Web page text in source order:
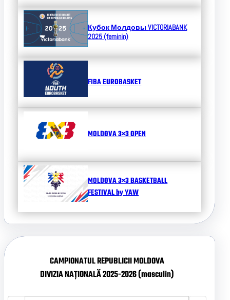
Кубок МолдовыVICTORIABANK
2025 (feminin)
FIBA EUROBASKET
MOLDOVA 3×3 OPEN
MOLDOVA 3×3 BASKETBALL
FESTIVAL by YAW
CAMPIONATUL REPUBLICII MOLDOVA
DIVIZIA NAȚIONALĂ 2025-2026 (masculin)